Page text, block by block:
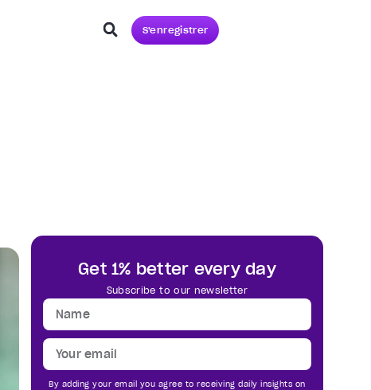
S'enregistrer
Get 1% better every day
Subscribe to our newsletter
By adding your email you agree to receiving daily insights on